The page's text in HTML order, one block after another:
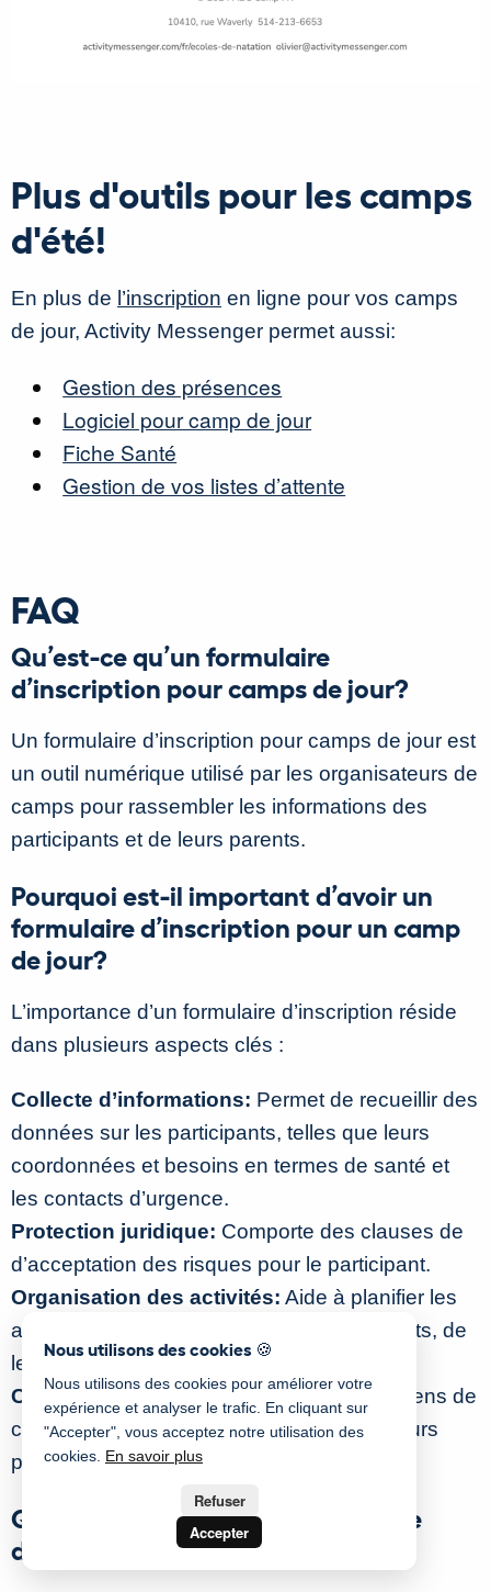
Plus d'outils pour les camps
d'été!
En plus de l’inscription en ligne pour vos camps
de jour, Activity Messenger permet aussi:
Gestion des présences
Logiciel pour camp de jour
Fiche Santé
Gestion de vos listes d’attente
FAQ
Qu’est-ce qu’un formulaire
d’inscription pour camps de jour?
Un formulaire d’inscription pour camps de jour est
un outil numérique utilisé par les organisateurs de
camps pour rassembler les informations des
participants et de leurs parents.
Pourquoi est-il important d’avoir un
formulaire d’inscription pour un camp
de jour?
L’importance d’un formulaire d’inscription réside
dans plusieurs aspects clés :
Collecte d’informations: Permet de recueillir des
données sur les participants, telles que leurs
coordonnées et besoins en termes de santé et
les contacts d’urgence.
Protection juridique: Comporte des clauses de
d’acceptation des risques pour le participant.
Organisation des activités: Aide à planifier les
activités en fonction de l’âge des participants, de
leurs intérêts et habiletés.
Communication efficace: Fournit les moyens de
contacter rapidement les participants ou leurs
parents par SMS et courriel.
Que devrait contenir un formulaire
d’inscription pour camps de jour?
Nous utilisons des cookies 🍪
Nous utilisons des cookies pour améliorer votre
expérience et analyser le trafic. En cliquant sur
"Accepter", vous acceptez notre utilisation des
cookies. En savoir plus
Refuser
Accepter